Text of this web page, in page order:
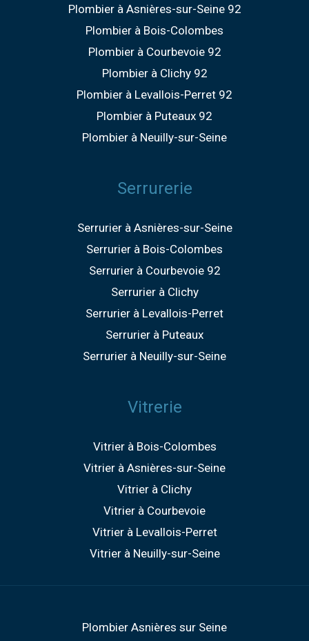
Plombier à Asnières-sur-Seine 92
Plombier à Bois-Colombes
Plombier à Courbevoie 92
Plombier à Clichy 92
Plombier à Levallois-Perret 92
Plombier à Puteaux 92
Plombier à Neuilly-sur-Seine
Serrurerie
Serrurier à Asnières-sur-Seine
Serrurier à Bois-Colombes
Serrurier à Courbevoie 92
Serrurier à Clichy
Serrurier à Levallois-Perret
Serrurier à Puteaux
Serrurier à Neuilly-sur-Seine
Vitrerie
Vitrier à Bois-Colombes
Vitrier à Asnières-sur-Seine
Vitrier à Clichy
Vitrier à Courbevoie
Vitrier à Levallois-Perret
Vitrier à Neuilly-sur-Seine
Plombier Asnières sur Seine